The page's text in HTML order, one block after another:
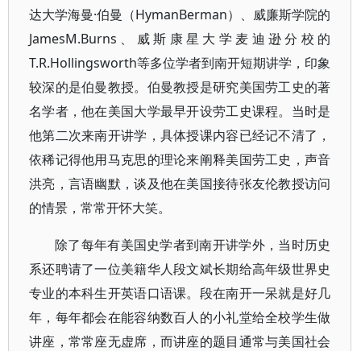
达大学海曼·伯曼（HymanBerman）、威廉斯学院的
JamesM.Burns、威斯康星大学麦迪逊分校的
T.R.Hollingsworth等多位学者到南开短期讲学，印象
较深的是伯曼教授。伯曼教授是研究美国劳工史的著
名学者，他在美国大学最早开设劳工史课程。当时是
他第二次来南开讲学，具体授课内容已经记不清了，
依稀记得他用马克思的理论来阐释美国劳工史，声音
洪亮，言语幽默，谈及他在美国接待张友伦教授访问
的情景，常常开怀大笑。
除了每年有美国史学者到南开讲学外，当时历史
系还聘请了一位美籍华人段文斌长期给高年级世界史
专业的本科生开英语口语课。段在南开一呆就是好几
年，每年都会在能容纳数百人的小礼堂给全校学生做
讲座，常常座无虚席，而讲座的题目通常与美国社会